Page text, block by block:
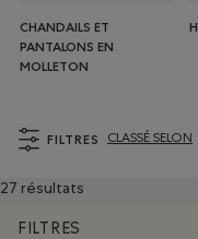
CHANDAILS ET
PANTALONS EN
MOLLETON
FILTRES
ClassÃ© selon
CLASSÉ SELON
27 résultats
FILTRES